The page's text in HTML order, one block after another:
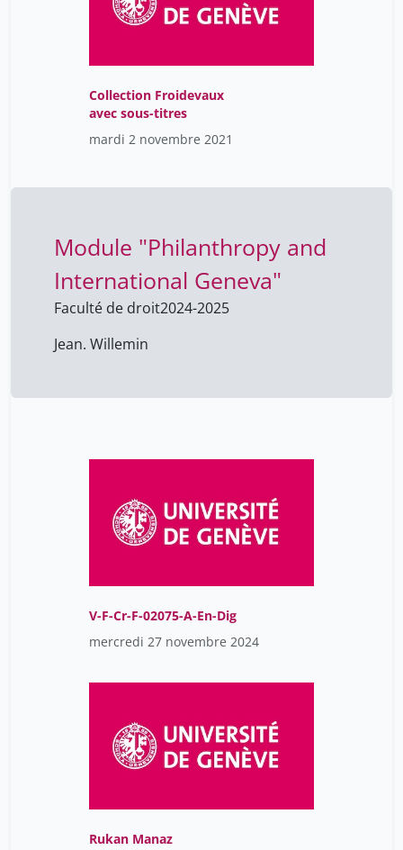
Collection Froidevaux
avec sous-titres
mardi 2 novembre 2021
Module "Philanthropy and
International Geneva"
Faculté de droit2024-2025
Jean. Willemin
V-F-Cr-F-02075-A-En-Dig
mercredi 27 novembre 2024
Rukan Manaz